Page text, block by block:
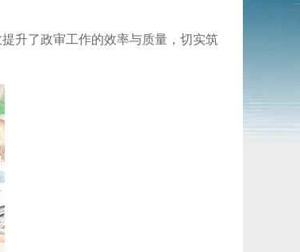
升了政审工作的效率与质量，切实筑